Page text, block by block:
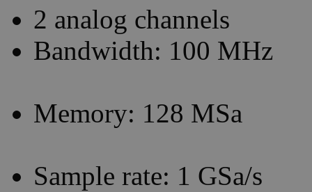
2 analog channels
Bandwidth: 100 MHz
Memory: 128 MSa
Sample rate: 1 GSa/s